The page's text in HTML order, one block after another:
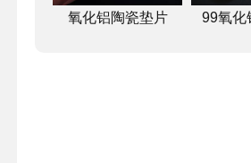
氧化铝陶瓷垫片 99氧化